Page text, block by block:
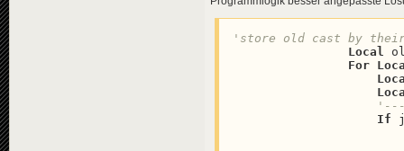
'store old cast by
Local
For
'---
If